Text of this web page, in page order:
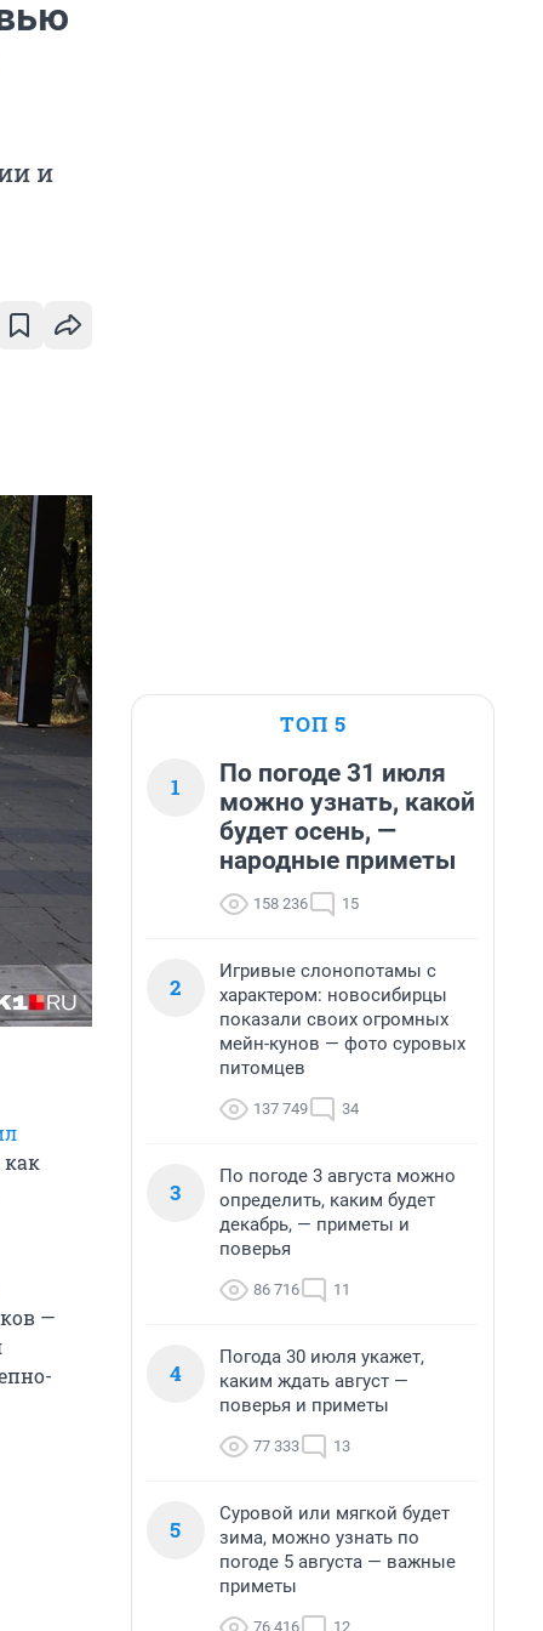
и
как
—
ТОП 5
1
По погоде 31 июля
можно узнать, какой
будет осень, —
народные приметы
158 236 15
2
Игривые слонопотамы с
характером: новосибирцы
показали своих огромных
мейн-кунов — фото суровых
питомцев
137 749 34
3
По погоде 3 августа можно
определить, каким будет
декабрь, — приметы и
поверья
86 716 11
4
Погода 30 июля укажет,
каким ждать август —
поверья и приметы
77 333 13
5
Суровой или мягкой будет
зима, можно узнать по
погоде 5 августа — важные
приметы
76 416 12